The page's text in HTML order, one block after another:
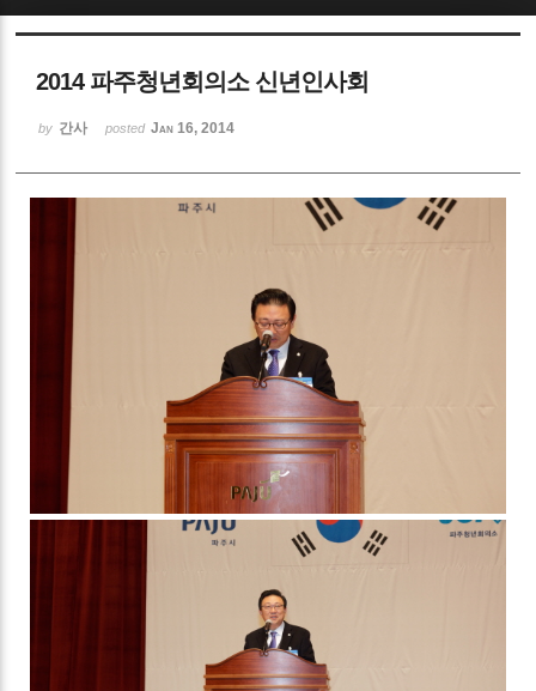
2014 파주청년회의소 신년인사회
by 간사 posted Jan 16, 2014
Sketchbook5, 스케치북5
Sketchbook5, 스케치북5